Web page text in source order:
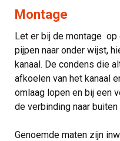
Montage
Let er bij de montage
pijpen naar onder wijst,
kanaal. De condens die
afkoelen van het kanaal
omlaag lopen en bij een
de verbinding naar
Genoemde maten zijn